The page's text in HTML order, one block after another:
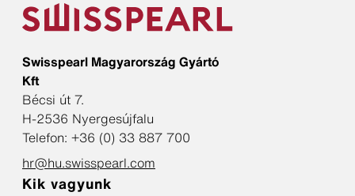
Swisspearl Magyarország Gyártó
Kft
Bécsi út 7.
H-2536 Nyergesújfalu
Telefon: +36 (0) 33 887 700
hr@hu.swisspearl.com
Kik vagyunk